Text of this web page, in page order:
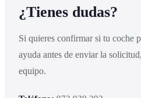
¿Tienes dudas?
Si quieres confirmar si tu coche
ayuda antes de enviar la
equipo.